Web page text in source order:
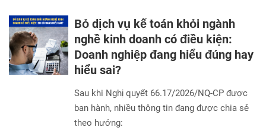
Bỏ dịch vụ kế toán khỏi ngành
nghề kinh doanh có điều kiện:
Doanh nghiệp đang hiểu đúng hay
hiểu sai?
Sau khi Nghị quyết 66.17/2026/NQ-CP được
ban hành, nhiều thông tin đang được chia sẻ
theo hướng: